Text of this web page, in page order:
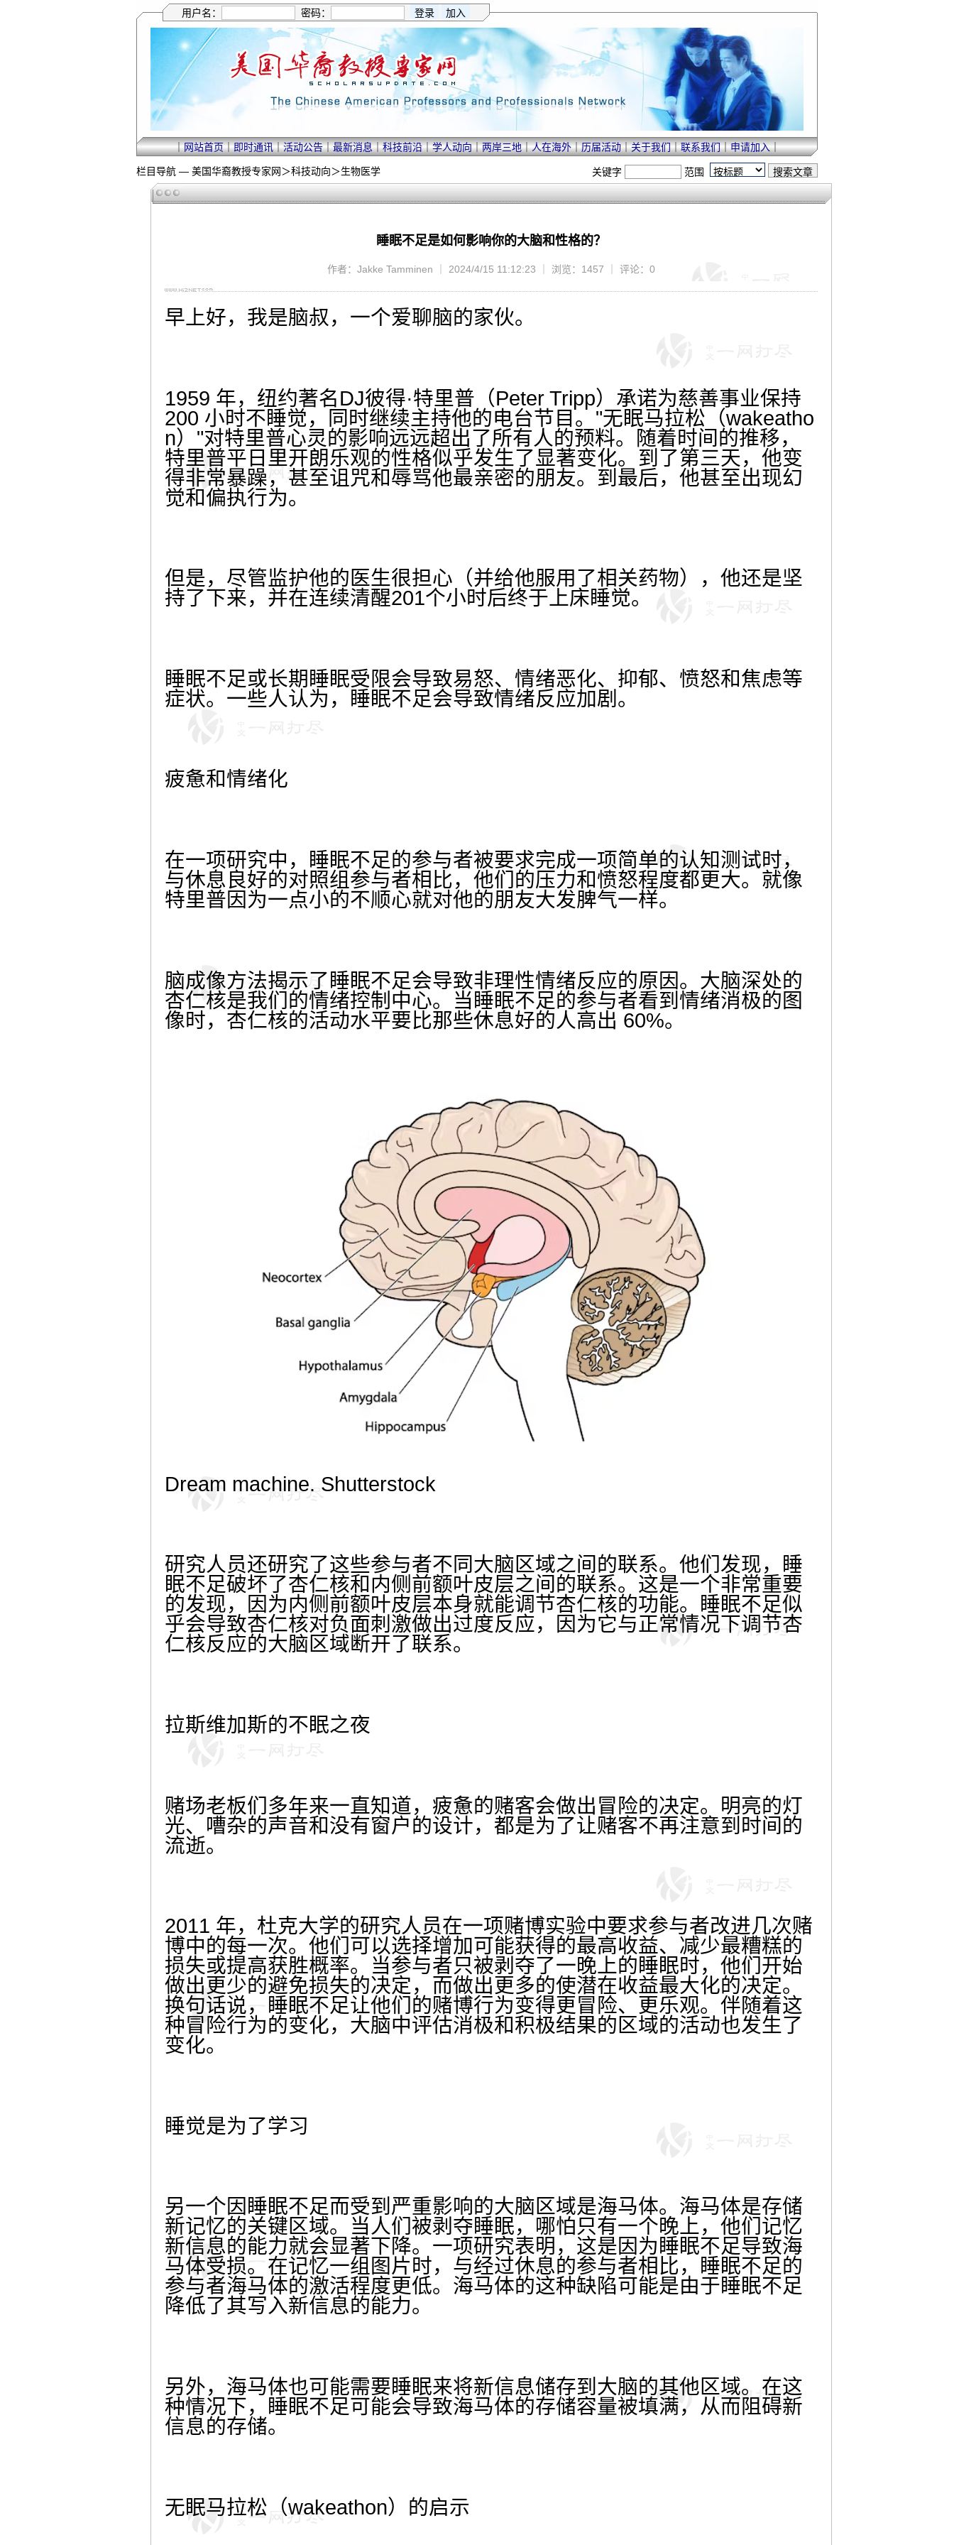
用户名： 密码：
｜网站首页｜即时通讯｜活动公告｜最新消息｜科技前沿｜学人动向｜两岸三地｜人在海外｜历届活动｜关于我们｜联系我们｜申请加入｜
栏目导航 — 美国华裔教授专家网＞科技动向＞生物医学 关键字 范围
睡眠不足是如何影响你的大脑和性格的？
作者：Jakke Tamminen ｜ 2024/4/15 11:12:23 ｜ 浏览：1457 ｜ 评论：0
早上好，我是脑叔，一个爱聊脑的家伙。
1959 年，纽约著名DJ彼得·特里普（Peter Tripp）承诺为慈善事业保持
200 小时不睡觉，同时继续主持他的电台节目。"无眠马拉松（wakeatho
n）"对特里普心灵的影响远远超出了所有人的预料。随着时间的推移，
特里普平日里开朗乐观的性格似乎发生了显著变化。到了第三天，他变
得非常暴躁，甚至诅咒和辱骂他最亲密的朋友。到最后，他甚至出现幻
觉和偏执行为。
但是，尽管监护他的医生很担心（并给他服用了相关药物），他还是坚
持了下来，并在连续清醒201个小时后终于上床睡觉。
睡眠不足或长期睡眠受限会导致易怒、情绪恶化、抑郁、愤怒和焦虑等
症状。一些人认为，睡眠不足会导致情绪反应加剧。
疲惫和情绪化
在一项研究中，睡眠不足的参与者被要求完成一项简单的认知测试时，
与休息良好的对照组参与者相比，他们的压力和愤怒程度都更大。就像
特里普因为一点小的不顺心就对他的朋友大发脾气一样。
脑成像方法揭示了睡眠不足会导致非理性情绪反应的原因。大脑深处的
杏仁核是我们的情绪控制中心。当睡眠不足的参与者看到情绪消极的图
像时，杏仁核的活动水平要比那些休息好的人高出 60%。
Dream machine. Shutterstock
研究人员还研究了这些参与者不同大脑区域之间的联系。他们发现，睡
眠不足破坏了杏仁核和内侧前额叶皮层之间的联系。这是一个非常重要
的发现，因为内侧前额叶皮层本身就能调节杏仁核的功能。睡眠不足似
乎会导致杏仁核对负面刺激做出过度反应，因为它与正常情况下调节杏
仁核反应的大脑区域断开了联系。
拉斯维加斯的不眠之夜
赌场老板们多年来一直知道，疲惫的赌客会做出冒险的决定。明亮的灯
光、嘈杂的声音和没有窗户的设计，都是为了让赌客不再注意到时间的
流逝。
2011 年，杜克大学的研究人员在一项赌博实验中要求参与者改进几次赌
博中的每一次。他们可以选择增加可能获得的最高收益、减少最糟糕的
损失或提高获胜概率。当参与者只被剥夺了一晚上的睡眠时，他们开始
做出更少的避免损失的决定，而做出更多的使潜在收益最大化的决定。
换句话说，睡眠不足让他们的赌博行为变得更冒险、更乐观。伴随着这
种冒险行为的变化，大脑中评估消极和积极结果的区域的活动也发生了
变化。
睡觉是为了学习
另一个因睡眠不足而受到严重影响的大脑区域是海马体。海马体是存储
新记忆的关键区域。当人们被剥夺睡眠，哪怕只有一个晚上，他们记忆
新信息的能力就会显著下降。一项研究表明，这是因为睡眠不足导致海
马体受损。在记忆一组图片时，与经过休息的参与者相比，睡眠不足的
参与者海马体的激活程度更低。海马体的这种缺陷可能是由于睡眠不足
降低了其写入新信息的能力。
另外，海马体也可能需要睡眠来将新信息储存到大脑的其他区域。在这
种情况下，睡眠不足可能会导致海马体的存储容量被填满，从而阻碍新
信息的存储。
无眠马拉松（wakeathon）的启示